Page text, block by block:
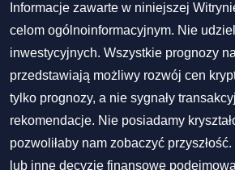
Informacje zawarte w niniejszej
celom ogólnoinformacyjnym. Nie
inwestycyjnych. Wszystkie prognozy
przedstawiają możliwy rozwój cen
tylko prognozy, a nie sygnały
rekomendacje. Nie posiadamy
pozwoliłaby nam zobaczyć
lub inne decyzje finansowe